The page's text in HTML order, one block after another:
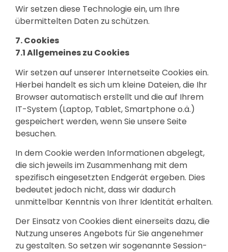
Wir setzen diese Technologie ein, um Ihre
übermittelten Daten zu schützen.
7. Cookies
7.1 Allgemeines zu Cookies
Wir setzen auf unserer Internetseite Cookies ein.
Hierbei handelt es sich um kleine Dateien, die Ihr
Browser automatisch erstellt und die auf Ihrem
IT-System (Laptop, Tablet, Smartphone o.ä.)
gespeichert werden, wenn Sie unsere Seite
besuchen.
In dem Cookie werden Informationen abgelegt,
die sich jeweils im Zusammenhang mit dem
spezifisch eingesetzten Endgerät ergeben. Dies
bedeutet jedoch nicht, dass wir dadurch
unmittelbar Kenntnis von Ihrer Identität erhalten.
Der Einsatz von Cookies dient einerseits dazu, die
Nutzung unseres Angebots für Sie angenehmer
zu gestalten. So setzen wir sogenannte Session-